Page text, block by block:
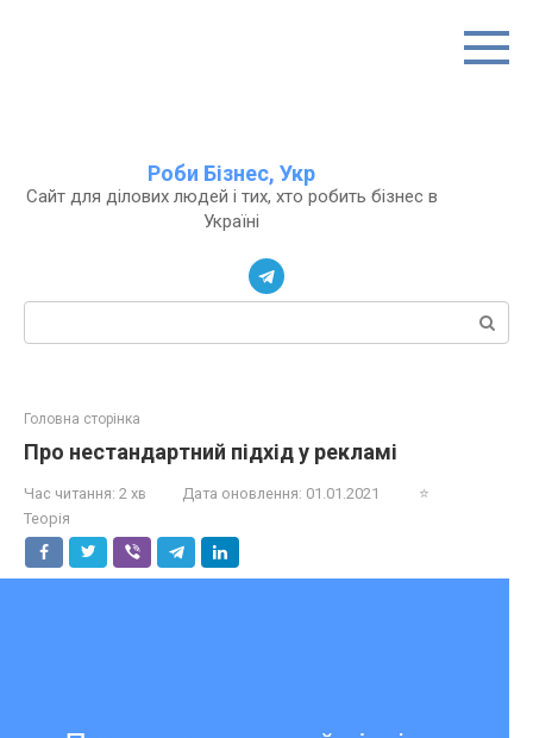
Роби Бізнес, Укр
Сайт для ділових людей і тих, хто робить бізнес в
Україні
Головна сторінка
Про нестандартний підхід у рекламі
Час читання: 2 хв Дата оновлення: 01.01.2021
⭐
Теорія